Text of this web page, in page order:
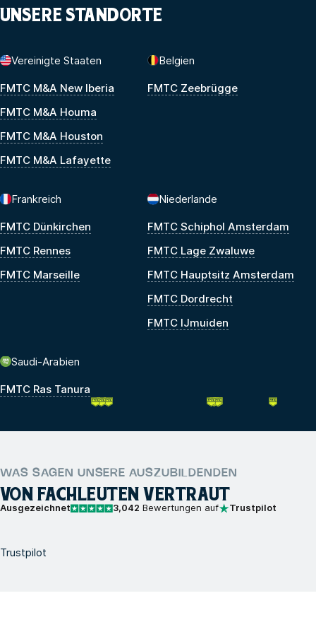
UNSERE STANDORTE
Vereinigte Staaten
FMTC M&A New Iberia
FMTC M&A Houma
FMTC M&A Houston
FMTC M&A Lafayette
Belgien
FMTC Zeebrügge
Frankreich
FMTC Dünkirchen
FMTC Rennes
FMTC Marseille
Niederlande
FMTC Schiphol Amsterdam
FMTC Lage Zwaluwe
FMTC Hauptsitz Amsterdam
FMTC Dordrecht
FMTC IJmuiden
Saudi-Arabien
FMTC Ras Tanura
WAS SAGEN UNSERE AUSZUBILDENDEN
VON FACHLEUTEN VERTRAUT
Ausgezeichnet 3,042 Bewertungen auf Trustpilot
Trustpilot